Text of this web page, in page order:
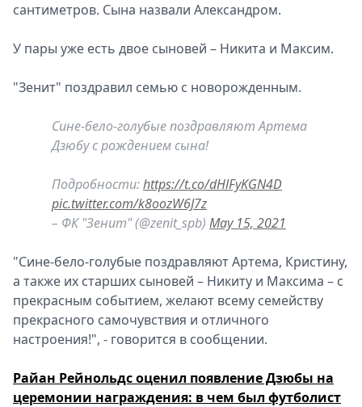
сантиметров. Сына назвали Александром.
У пары уже есть двое сыновей – Никита и Максим.
"Зенит" поздравил семью с новорожденным.
Сине-бело-голубые поздравляют Артема
Дзюбу с рождением сына!
Подробности:https://t.co/dHlFyKGN4D
pic.twitter.com/k8oozW6J7z
– ФК "Зенит" (@zenit_spb) May 15, 2021
"Сине-бело-голубые поздравляют Артема, Кристину,
а также их старших сыновей – Никиту и Максима – с
прекрасным событием, желают всему семейству
прекрасного самочувствия и отличного
настроения!", - говорится в сообщении.
Райан Рейнольдс оценил появление Дзюбы на
церемонии награждения: в чем был футболист